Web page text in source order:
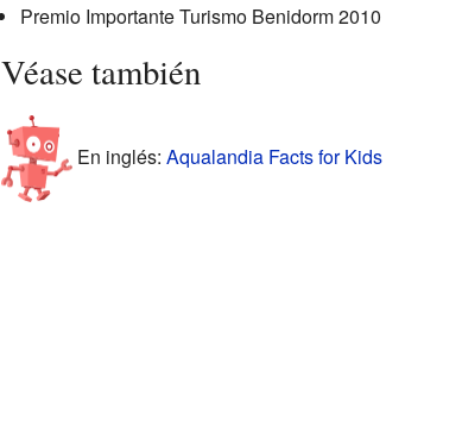
Premio Importante Turismo Benidorm 2010
Véase también
En inglés: Aqualandia Facts for Kids